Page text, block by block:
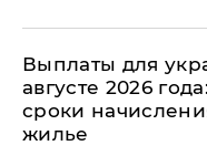
Выплаты для
августе 2026
сроки
жилье